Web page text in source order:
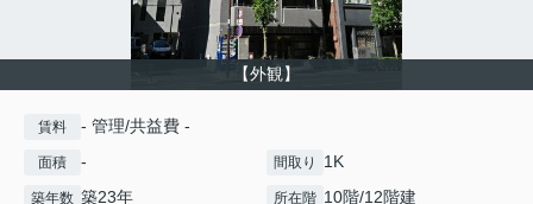
【外観】
賃料 - 管理/共益費 -
面積 - 間取り 1K
築年数 築23年 所在階 10階/12階建